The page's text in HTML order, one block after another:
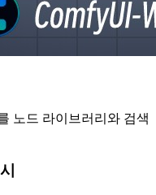
노드 라이브러리와 검색